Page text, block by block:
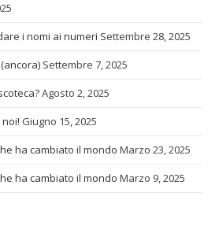
i nomi ai numeri Settembre 28, 2025
Settembre 7, 2025
Agosto 2, 2025
Giugno 15, 2025
ha cambiato il mondo Marzo 23, 2025
ha cambiato il mondo Marzo 9, 2025